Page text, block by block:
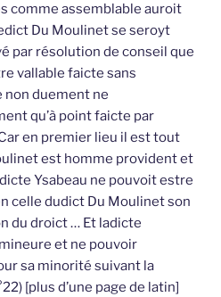
comme assemblable auroit
Du Moulinet se seroyt
par résolution de conseil que
vallable faicte sans
non duement ne
qu’à point faicte par
en premier lieu il est tout
est homme provident et
Ysabeau ne pouvoit estre
celle dudict Du Moulinet son
du droict … Et ladicte
et ne pouvoir
sa minorité suivant la
[plus d’une page de latin]